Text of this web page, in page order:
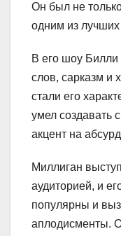
Он был не
одним из
В его шоу Билли
слов, сарказм и
стали его
умел создавать
акцент на
Миллиган
аудиторией, и
популярны и
аплодисменты.